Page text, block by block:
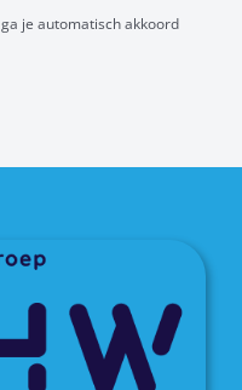
je automatisch akkoord